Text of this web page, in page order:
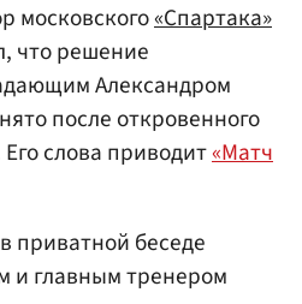
московского«Спартака»
что решение
Александром
после откровенного
слова приводит«Матч
приватной беседе
и главным тренером